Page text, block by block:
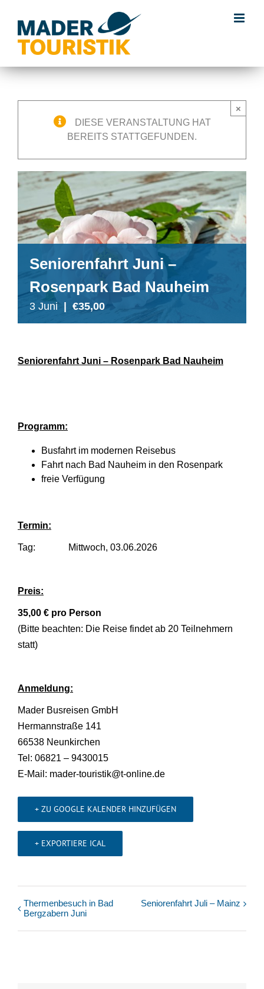
×
DIESE VERANSTALTUNG HAT
BEREITS STATTGEFUNDEN.
Seniorenfahrt Juni –
Rosenpark Bad Nauheim
3 Juni €35,00
Seniorenfahrt Juni – Rosenpark Bad Nauheim
Programm:
Busfahrt im modernen Reisebus
Fahrt nach Bad Nauheim in den Rosenpark
freie Verfügung
Termin:
Tag: Mittwoch, 03.06.2026
Preis:
35,00 € pro Person
(Bitte beachten: Die Reise findet ab 20 Teilnehmern
statt)
Anmeldung:
Mader Busreisen GmbH
Hermannstraße 141
66538 Neunkirchen
Tel: 06821 – 9430015
E-Mail: mader-touristik@t-online.de
+ ZU GOOGLE KALENDER HINZUFÜGEN
+ EXPORTIERE ICAL
Veranstaltung
Navigation
Thermenbesuch in Bad
Bergzabern Juni
Seniorenfahrt Juli – Mainz